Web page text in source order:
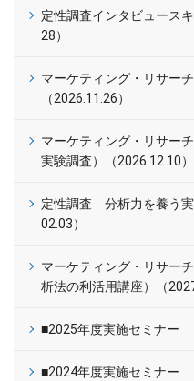
定性調査インタビュース
28）
マーケティング・リサー
（2026.11.26）
マーケティング・リサー
実験調査）（2026.12.10）
定性調査 分析力を養う実
02.03）
マーケティング・リサー
析法の利活用講座）（
■2025年度実施セミナー
■2024年度実施セミナー